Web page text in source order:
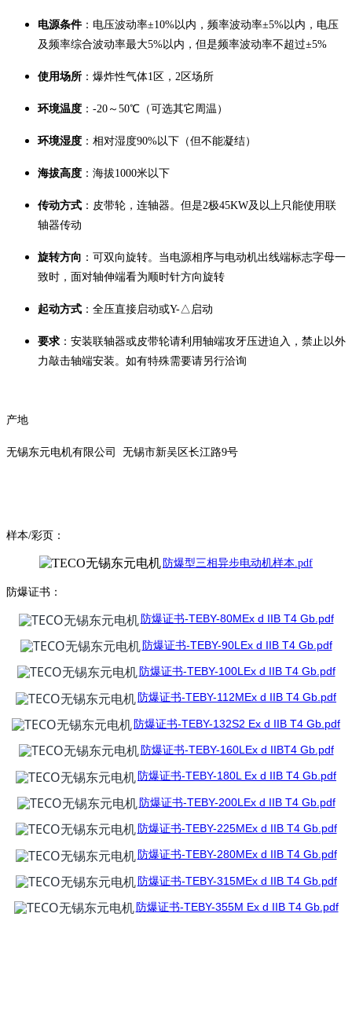
电源条件：电压波动率±10%以内，频率波动率±5%以内，电压
及频率综合波动率最大5%以内，但是频率波动率不超过±5%
使用场所 ：爆炸性气体1区，2区场所
环境温度 ：-20～50℃（可选其它周温）
环境湿度 ：相对湿度90%以下（但不能凝结）
海拔高度 ：海拔1000米以下
传动方式 ：皮带轮，连轴器。但是2极45KW及以上只能使用联
轴器传动
旋转方向 ：可双向旋转。当电源相序与电动机出线端标志字母一
致时，面对轴伸端看为顺时针方向旋转
起动方式 ：全压直接启动或Y-△启动
要求 ：安装联轴器或皮带轮请利用轴端攻牙压进迫入，禁止以外
力敲击轴端安装。如有特殊需要请另行洽询
产地
无锡东元电机有限公司 无锡市新吴区长江路9号
样本/彩页：
防爆型三相异步电动机样本.pdf
防爆证书：
防爆证书-TEBY-80MEx d IIB T4 Gb.pdf
防爆证书-TEBY-90LEx d IIB T4 Gb.pdf
防爆证书-TEBY-100LEx d IIB T4 Gb.pdf
防爆证书-TEBY-112MEx d IIB T4 Gb.pdf
防爆证书-TEBY-132S2 Ex d IIB T4 Gb.pdf
防爆证书-TEBY-160LEx d IIBT4 Gb.pdf
防爆证书-TEBY-180L Ex d IIB T4 Gb.pdf
防爆证书-TEBY-200LEx d IIB T4 Gb.pdf
防爆证书-TEBY-225MEx d IIB T4 Gb.pdf
防爆证书-TEBY-280MEx d IIB T4 Gb.pdf
防爆证书-TEBY-315MEx d IIB T4 Gb.pdf
防爆证书-TEBY-355M Ex d IIB T4 Gb.pdf